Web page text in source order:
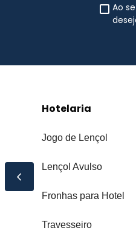
Ao
Hotelaria
Jogo de Lençol
Lençol Avulso
Fronhas para Hotel
Travesseiro